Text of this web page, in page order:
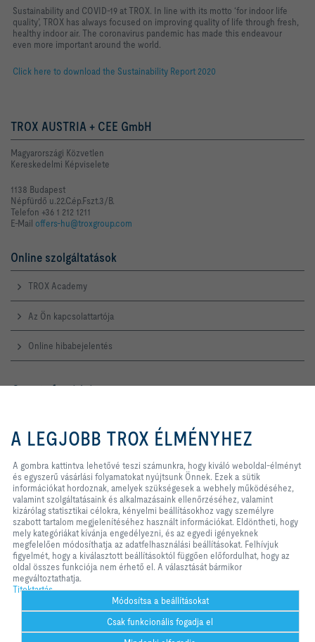
Sustainability and COVID-19 at TROX. In line with its motto ‘for indoor life
quality’, TROX has always focused on improving quality of life through fresh,
healthy indoor air. The coronavirus pandemic has made this endeavour
even more important around the world.
Click here to download the Sustainability Report 2020
TROX AUSTRIA + CEE GmbH
Magyarországi Közvetlen
Kereskedelmi Képviselete
1138 Budapest
Népfürdő u.22.C.ép.Fszt.3/B.
Telefon +36 1 212 1211
E-Mail offers-hu@troxgroup.com
Online szolgáltatások
TROX Academy
Az Ön kapcsolattartója
Online hibabejelentés
Szerviz forródrót
Kereskedelmi Képviselete
Telefon +36 1 212 1211
Kapcsolat
A TROX A KÖZÖSSÉGI MÉDIÁBAN
Kezdőlap Kapcsolat
Titoktartás
Jogi nyilatkozat
számunkra, hogy kiváló weboldal-
élményt és egyszerű vásárlási
Ezek a sütik információkat
hordoznak, amelyek szükségesek
a webhely működéséhez, valamint
szolgáltatásaink és alkalmazásaink
ellenőrzéséhez, valamint kizárólag
statisztikai célokra, kényelmi
beállításokhoz vagy személyre
szabott tartalom megjelenítéséhez
használt információkat. Eldöntheti,
hogy mely kategóriákat kívánja
igényeknek megfelelően
módosíthatja az adatfelhasználási
beállításokat. Felhívjuk figyelmét,
hogy a kiválasztott beállításoktól
függően előfordulhat, hogy az oldal
A LEGJOBB TROX ÉLMÉNYHEZ
A gombra kattintva lehetővé teszi számunkra, hogy kiváló weboldal-élményt
és egyszerű vásárlási folyamatokat nyújtsunk Önnek. Ezek a sütik
információkat hordoznak, amelyek szükségesek a webhely működéséhez,
valamint szolgáltatásaink és alkalmazásaink ellenőrzéséhez, valamint
kizárólag statisztikai célokra, kényelmi beállításokhoz vagy személyre
szabott tartalom megjelenítéséhez használt információkat. Eldöntheti, hogy
mely kategóriákat kívánja engedélyezni, és az egyedi igényeknek
megfelelően módosíthatja az adatfelhasználási beállításokat. Felhívjuk
figyelmét, hogy a kiválasztott beállításoktól függően előfordulhat, hogy az
oldal összes funkciója nem érhető el. A választását bármikor
megváltoztathatja.
Titoktartás
Módosítsa a beállításokat
Csak funkcionális fogadja el